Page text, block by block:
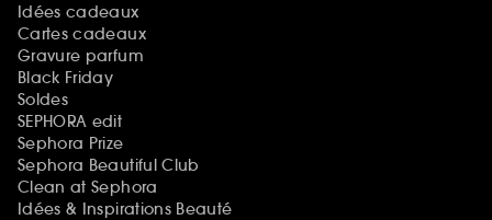
Idées cadeaux
Cartes cadeaux
Gravure parfum
Black Friday
Soldes
SEPHORA edit
Sephora Prize
Sephora Beautiful Club
Clean at Sephora
Idées & Inspirations Beauté